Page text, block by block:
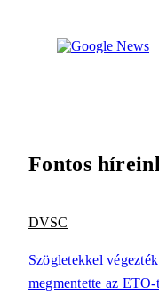
Fontos
DVSC
Szögletekkel
megmentette az ETO-t